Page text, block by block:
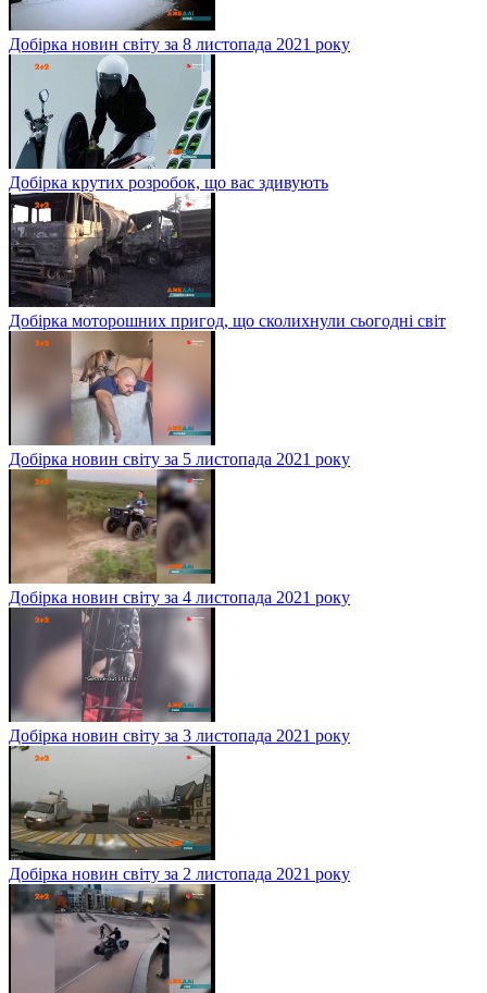
Добірка новин світу за 8 листопада 2021 року
Добірка крутих розробок, що вас здивують
Добірка моторошних пригод, що сколихнули сьогодні світ
Добірка новин світу за 5 листопада 2021 року
Добірка новин світу за 4 листопада 2021 року
Добірка новин світу за 3 листопада 2021 року
Добірка новин світу за 2 листопада 2021 року